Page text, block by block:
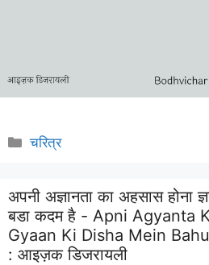
Categories
चरित्र
अपनी अज्ञानता का अहसास होना
बडा कदम है - Apni Agyanta
Gyaan Ki Disha Mein
: आइज़क डिजरायली